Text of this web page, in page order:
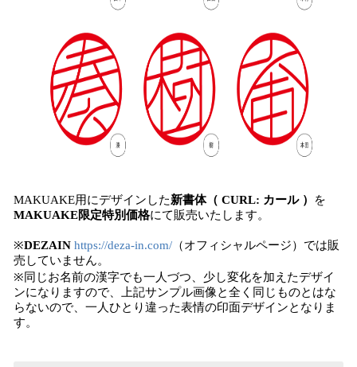
MAKUAKE用にデザインした新書体（ CURL: カール ）
を
MAKUAKE限定特別価格にて販売いたします。
※DEZAIN https://deza-in.com/ （オフィシャルページ）では販
売していません。
※同じお名前の漢字でも一人づつ、少し変化を加えたデザイ
ンになりますので、上記サンプル画像と全く同じものとはな
らないので、一人ひとり違った表情の印面デザインとなりま
す。